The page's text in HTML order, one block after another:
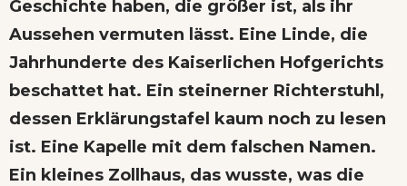
Geschichte haben, die größer ist, als ihr
Aussehen vermuten lässt. Eine Linde, die
Jahrhunderte des Kaiserlichen Hofgerichts
beschattet hat. Ein steinerner Richterstuhl,
dessen Erklärungstafel kaum noch zu lesen
ist. Eine Kapelle mit dem falschen Namen.
Ein kleines Zollhaus, das wusste, was die